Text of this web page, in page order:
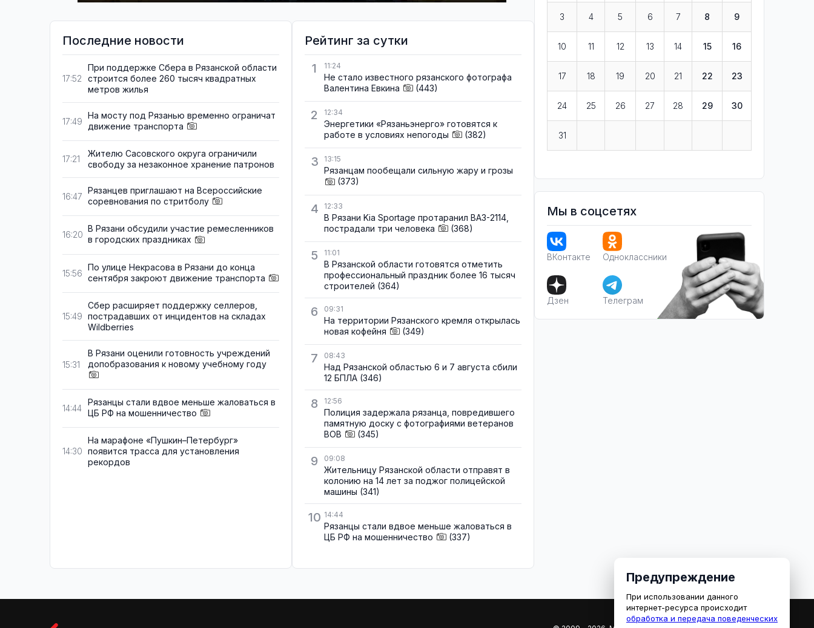
Последние новости
17:52
При поддержке Сбера в Рязанской области
строится более 260 тысяч квадратных
метров жилья
17:49
На мосту под Рязанью временно ограничат
движение транспорта
17:21
Жителю Сасовского округа ограничили
свободу за незаконное хранение патронов
16:47
Рязанцев приглашают на Всероссийские
соревнования по стритболу
16:20
В Рязани обсудили участие ремесленников
в городских праздниках
15:56
По улице Некрасова в Рязани до конца
сентября закроют движение транспорта
15:49
Сбер расширяет поддержку селлеров,
пострадавших от инцидентов на складах
Wildberries
15:31
В Рязани оценили готовность учреждений
допобразования к новому учебному году
14:44
Рязанцы стали вдвое меньше жаловаться в
ЦБ РФ на мошенничество
14:30
На марафоне «Пушкин–Петербург»
появится трасса для установления
рекордов
Рейтинг за сутки
1
11:24
Не стало известного рязанского фотографа
Валентина Евкина
(443)
2 12:34
Энергетики «Рязаньэнерго» готовятся к
работе в условиях непогоды
(382)
3 13:15
Рязанцам пообещали сильную жару и грозы
(373)
4 12:33
В Рязани Kia Sportage протаранил ВАЗ-2114,
пострадали три человека
(368)
5 11:01
В Рязанской области готовятся отметить
профессиональный праздник более 16 тысяч
строителей (364)
6 09:31
На территории Рязанского кремля открылась
новая кофейня
(349)
7 08:43
Над Рязанской областью 6 и 7 августа сбили
12 БПЛА (346)
8 12:56
Полиция задержала рязанца, повредившего
памятную доску с фотографиями ветеранов
ВОВ
(345)
9 09:08
Жительницу Рязанской области отправят в
колонию на 14 лет за поджог полицейской
машины (341)
10 14:44
Рязанцы стали вдвое меньше жаловаться в
ЦБ РФ на мошенничество
(337)
3 4 5 6 7 8 9
10 11 12 13 14 15 16
17 18 19 20 21 22 23
24 25 26 27 28 29 30
31
Мы в соцсетях
ВКонтакте Одноклассники
Дзен Телеграм
Предупреждение
При использовании данного
интернет-ресурса происходит
обработка и передача поведенческих